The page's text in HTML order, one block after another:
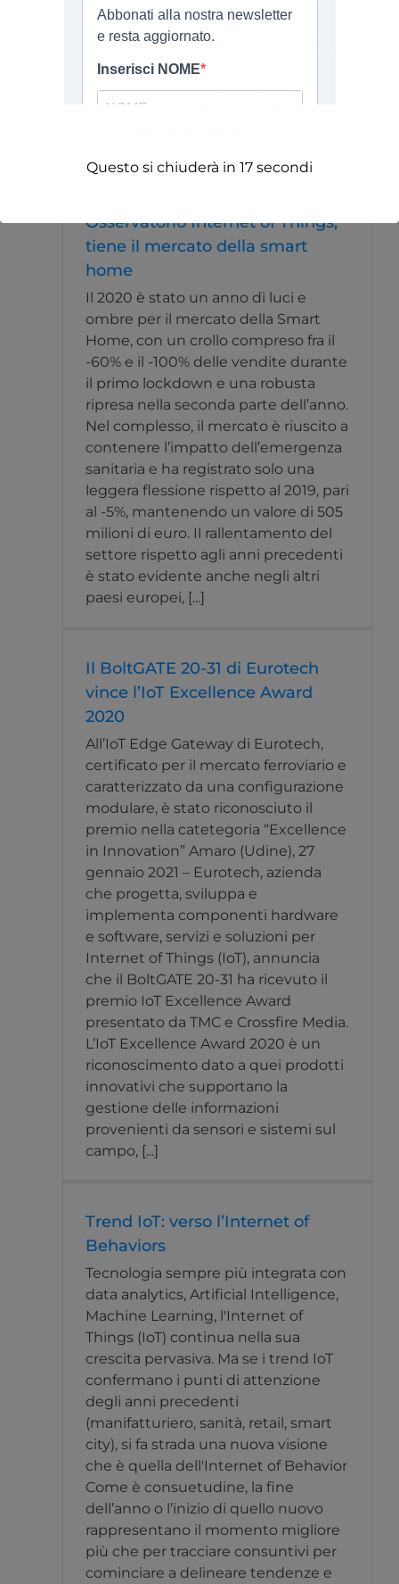
delle città di domani: mobility,
government, energy. In arrivo i City
Vision Trends e un premio per i
piccoli comuni italiani Padova, 1
marzo 2021 – Costruire insieme il
Osservatorio Internet of Things,
tiene il mercato della smart
home
Il 2020 è stato un anno di luci e
ombre per il mercato della Smart
Home, con un crollo compreso fra il
-60% e il -100% delle vendite durante
il primo lockdown e una robusta
ripresa nella seconda parte dell’anno.
Nel complesso, il mercato è riuscito a
contenere l’impatto dell’emergenza
sanitaria e ha registrato solo una
leggera flessione rispetto al 2019, pari
al -5%, mantenendo un valore di 505
milioni di euro. Il rallentamento del
settore rispetto agli anni precedenti
è stato evidente anche negli altri
paesi europei, [...]
Il BoltGATE 20-31 di Eurotech
vince l’IoT Excellence Award
2020
All’IoT Edge Gateway di Eurotech,
certificato per il mercato ferroviario e
caratterizzato da una configurazione
modulare, è stato riconosciuto il
premio nella catetegoria “Excellence
in Innovation” Amaro (Udine), 27
gennaio 2021 – Eurotech, azienda
che progetta, sviluppa e
implementa componenti hardware
e software, servizi e soluzioni per
Internet of Things (IoT), annuncia
che il BoltGATE 20-31 ha ricevuto il
premio IoT Excellence Award
presentato da TMC e Crossfire Media.
L’IoT Excellence Award 2020 è un
riconoscimento dato a quei prodotti
innovativi che supportano la
gestione delle informazioni
provenienti da sensori e sistemi sul
campo, [...]
Trend IoT: verso l’Internet of
Behaviors
Tecnologia sempre più integrata con
data analytics, Artificial Intelligence,
Machine Learning, l'Internet of
Things (IoT) continua nella sua
crescita pervasiva. Ma se i trend IoT
confermano i punti di attenzione
degli anni precedenti
(manifatturiero, sanità, retail, smart
city), si fa strada una nuova visione
che è quella dell'Internet of Behavior
Come è consuetudine, la fine
dell’anno o l’inizio di quello nuovo
rappresentano il momento migliore
più che per tracciare consuntivi per
cominciare a delineare tendenze e
Questo si chiuderà in 16 secondi